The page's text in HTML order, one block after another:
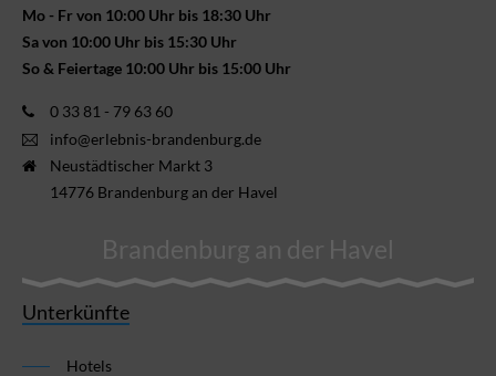
Mo - Fr von 10:00 Uhr bis 18:30 Uhr
Sa von 10:00 Uhr bis 15:30 Uhr
So & Feiertage 10:00 Uhr bis 15:00 Uhr
0 33 81 - 79 63 60
info@erlebnis-brandenburg.de
Neustädtischer Markt 3
14776 Brandenburg an der Havel
Brandenburg an der Havel
Unterkünfte
Hotels